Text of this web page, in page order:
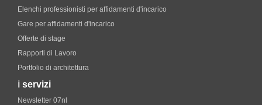
Elenchi professionisti per affidamenti d'incarico
Gare per affidamenti d'incarico
Offerte di stage
Rapporti di Lavoro
Portfolio di architettura
i servizi
Newsletter 07nl